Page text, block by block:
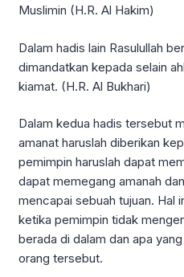
Muslimin (H.R. Al Hakim)
Dalam hadis lain Rasulullah
dimandatkan kepada selain
kiamat. (H.R. Al Bukhari)
Dalam kedua hadis tersebut
amanat haruslah diberikan
pemimpin haruslah dapat
dapat memegang amanah
mencapai sebuah tujuan. Hal
ketika pemimpin tidak
berada di dalam dan apa
orang tersebut.